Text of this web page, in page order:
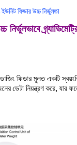
ফিডার উচ্চ নির্ভুলতা
ফিডার মূলত একটি
ডেটা নিয়ন্ত্রণ করে, যার